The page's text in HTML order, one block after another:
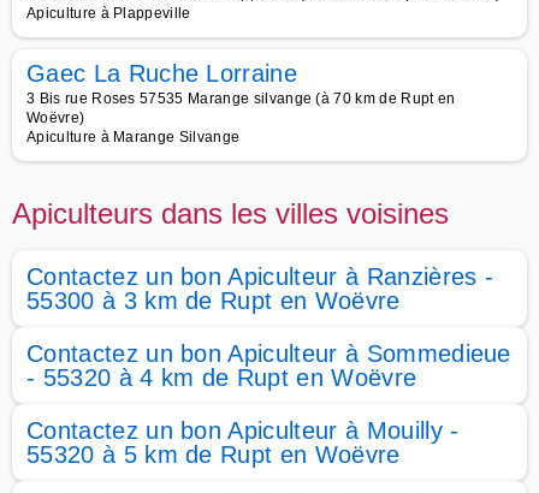
Apiculture à Plappeville
Gaec La Ruche Lorraine
3 Bis rue Roses 57535 Marange silvange (à 70 km de Rupt en
Woëvre)
Apiculture à Marange Silvange
Apiculteurs dans les villes voisines
Contactez un bon Apiculteur à Ranzières -
55300 à 3 km de Rupt en Woëvre
Contactez un bon Apiculteur à Sommedieue
- 55320 à 4 km de Rupt en Woëvre
Contactez un bon Apiculteur à Mouilly -
55320 à 5 km de Rupt en Woëvre